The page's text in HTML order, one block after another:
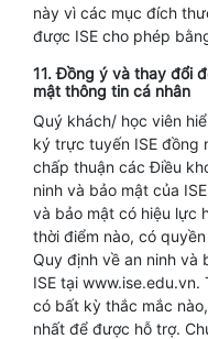
này vì các mục đích
được ISE cho phép
11. Đồng ý và thay đổi
mật thông tin cá nhân
Quý khách/ học viên
ký trực tuyến ISE đồng
chấp thuận các Điều
ninh và bảo mật của
và bảo mật có hiệu lực
thời điểm nào, có
Quy định về an ninh và
ISE tại
có bất kỳ thắc mắc
nhất để được hỗ trợ.